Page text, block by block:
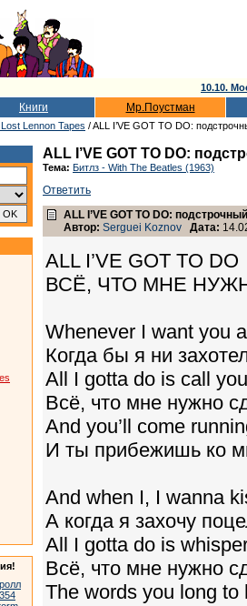
10.10.
Книги Мр.Поустман
Lennon Tapes / ALL I’VE GOT TO DO:
ALL I’VE GOT TO DO:
Тема: Битлз - With The Beatles (1963)
Ответить
ALL I’VE GOT TO DO:
Автор: Serguei Koznov Дата:
ALL I’VE GOT TO DO
ВСЁ, ЧТО МНЕ
Whenever I want you
Когда бы я ни
All I gotta do is call
Всё, что мне нужно
And you’ll come
И ты прибежишь ко
And when I, I wanna
А когда я захочу
All I gotta do is
Всё, что мне нужно
The words you long to